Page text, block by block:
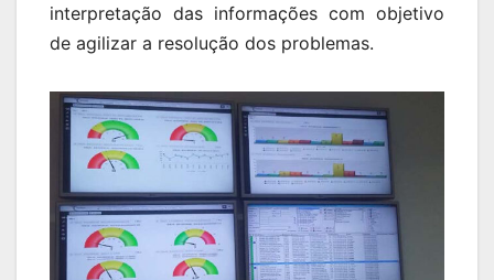
interpretação das informações com objetivo
de agilizar a resolução dos problemas.